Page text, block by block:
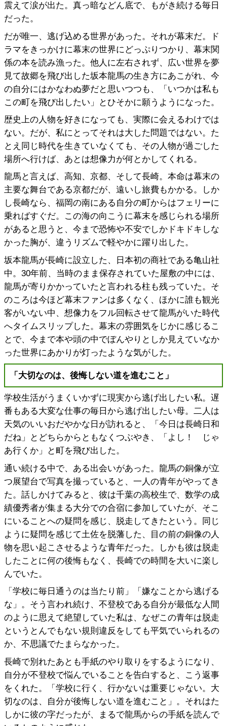
震えて涙が出た。真っ暗などん底で、もがき続ける毎日
だった。
だが唯一、逃げ込める世界があった。それが幕末だ。ド
ラマをきっかけに幕末の世界にどっぷりつかり、幕末関
係の本を読み漁った。他人に左右されず、広い世界を夢
見て故郷を飛び出した坂本龍馬の生き方にあこがれ、今
の自分にはかなわぬ夢だと思いつつも、「いつかは私も
この町を飛び出したい」とひそかに願うようになった。
歴史上の人物を好きになっても、実際に会えるわけでは
ない。だが、私にとってそれは大した問題ではない。た
とえ同じ時代を生きていなくても、その人物が過ごした
場所へ行けば、あとは想像力が何とかしてくれる。
龍馬と言えば、高知、京都、そして長崎。本命は幕末の
主要な舞台である京都だが、遠いし旅費もかかる。しか
し長崎なら、福岡の南にある自分の町からはフェリーに
乗ればすぐだ。この海の向こうに幕末を感じられる場所
があると思うと、今まで恐怖や不安でしかドキドキしな
かった胸が、違うリズムで軽やかに躍り出した。
坂本龍馬が長崎に設立した、日本初の商社である亀山社
中。30年前、当時のまま保存されていた屋敷の中には、
龍馬が寄りかかっていたと言われる柱も残っていた。そ
のころは今ほど幕末ファンは多くなく、ほかに誰も観光
客がいない中、想像力をフル回転させて龍馬がいた時代
へタイムスリップした。幕末の雰囲気をじかに感じるこ
とで、今まで本や頭の中でぼんやりとしか見えていなか
った世界にあかりが灯ったような気がした。
「大切なのは、後悔しない道を進むこと」
学校生活がうまくいかずに現実から逃げ出したい私。遅
番もある大変な仕事の毎日から逃げ出したい母。二人は
天気のいいおだやかな日が訪れると、「今日は長崎日和
だね」とどちらからともなくつぶやき、「よし！ じゃ
あ行くか」と町を飛び出した。
通い続ける中で、ある出会いがあった。龍馬の銅像が立
つ展望台で写真を撮っていると、一人の青年がやってき
た。話しかけてみると、彼は千葉の高校生で、数学の成
績優秀者が集まる大分での合宿に参加していたが、そこ
にいることへの疑問を感じ、脱走してきたという。同じ
ように疑問を感じて土佐を脱藩した、目の前の銅像の人
物を思い起こさせるような青年だった。しかも彼は脱走
したことに何の後悔もなく、長崎での時間を大いに楽し
んでいた。
「学校に毎日通うのは当たり前」「嫌なことから逃げる
な」。そう言われ続け、不登校である自分が最低な人間
のように思えて絶望していた私は、なぜこの青年は脱走
というとんでもない規則違反をしても平気でいられるの
か、不思議でたまらなかった。
長崎で別れたあとも手紙のやり取りをするようになり、
自分が不登校で悩んでいることを告白すると、こう返事
をくれた。「学校に行く、行かないは重要じゃない。大
切なのは、自分が後悔しない道を進むこと」。それはた
しかに彼の字だったが、まるで龍馬からの手紙を読んで